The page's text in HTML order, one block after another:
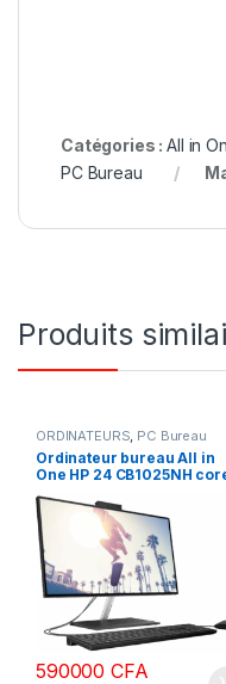
Catégories :All in
PC Bureau
Produits
ORDINATEURS, PC Bureau
Ordinateur bureau All in
One HP 24 CB1025NH
8gb Ram 1To SSD écran 24
pouces, non tactile 12ème
génération
590000CFA